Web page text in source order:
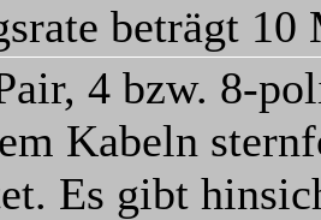
beträgt
4 bzw. 8-
Kabeln
Es gibt